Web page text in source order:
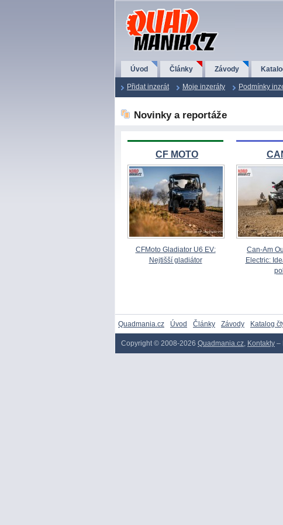
QuadMania.cz
Úvod Články Závody
Přidat inzerát Moje inzeráty Podmínky
Novinky a reportáže
CF MOTO
CFMoto Gladiator U6 EV:
Nejtišší gladiátor
Can-Am
Electric:
Quadmania.cz Úvod Články Závody Katalog
Copyright © 2008-2026 Quadmania.cz, Kontakty –